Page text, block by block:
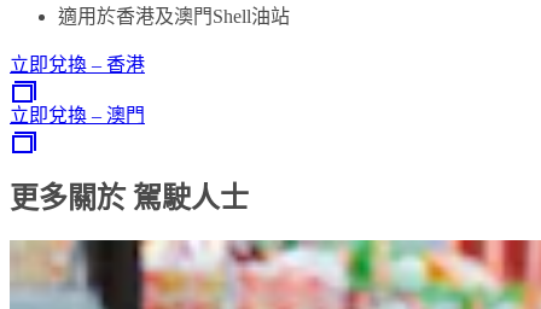
適用於香港及澳門Shell油站
立即兌換 – 香港
立即兌換 – 澳門
更多關於 駕駛人士